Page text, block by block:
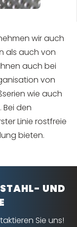
wir auch
als auch von
auch bei
von
wie auch
Bei den
Linie rostfreie
bieten.
STAHL- UND
Sie uns!